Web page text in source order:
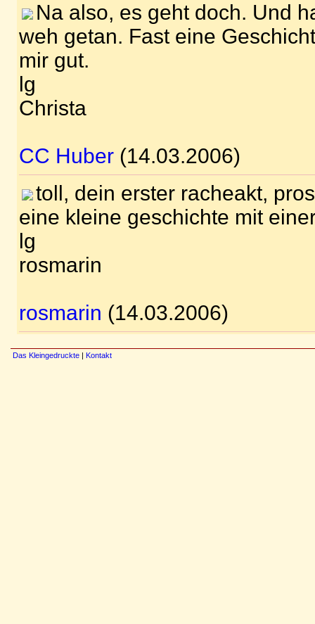
Na also, es geht doch. Und
weh getan. Fast eine
mir gut.
lg
Christa
CC Huber (14.03.2006)
toll, dein erster racheakt,
eine kleine geschichte mit
lg
rosmarin
rosmarin (14.03.2006)
Das Kleingedruckte | Kontakt